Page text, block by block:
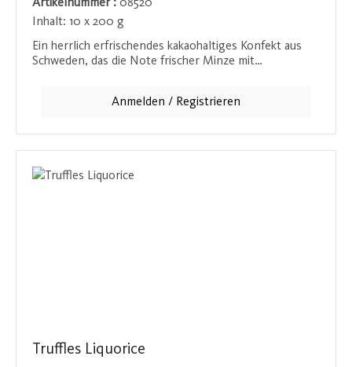
Artikelnummer : 08520
Inhalt: 10 x 200 g
Ein herrlich erfrischendes kakaohaltiges Konfekt aus
Schweden, das die Note frischer Minze mit
Abwechslung suchen.Anmelden / Registrieren
Truffles Liquorice